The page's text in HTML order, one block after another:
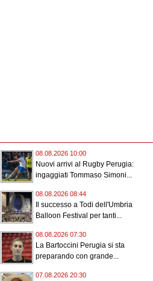
08.08.2026 10:00
Nuovi arrivi al Rugby Perugia:
ingaggiati Tommaso Simoni...
08.08.2026 08:44
Il successo a Todi dell'Umbria
Balloon Festival per tanti...
08.08.2026 07:30
La Bartoccini Perugia si sta
preparando con grande...
07.08.2026 20:30